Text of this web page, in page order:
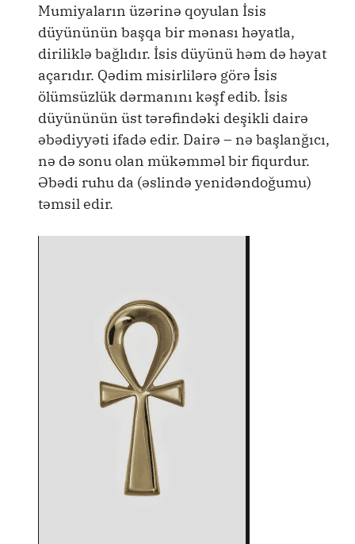
Mumiyaların üzərinə qoyulan İsis
düyününün başqa bir mənası həyatla,
diriliklə bağlıdır. İsis düyünü həm də həyat
açarıdır. Qədim misirlilərə görə İsis
ölümsüzlük dərmanını kəşf edib. İsis
düyününün üst tərəfindəki deşikli dairə
əbədiyyəti ifadə edir. Dairə – nə başlanğıcı,
nə də sonu olan mükəmməl bir fiqurdur.
Əbədi ruhu da (əslində yenidəndoğumu)
təmsil edir.